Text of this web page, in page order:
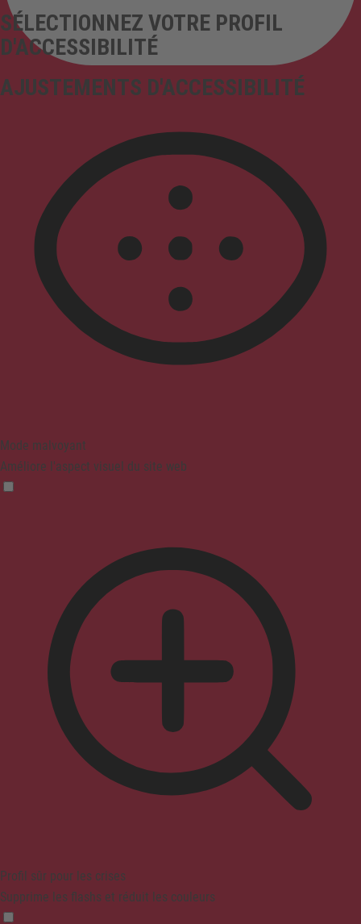
AJUSTEMENTS D'ACCESSIBILITÉ
SÉLECTIONNEZ VOTRE PROFIL
D'ACCESSIBILITÉ
Mode malvoyant
Améliore l'aspect visuel du site web
Profil sûr pour les crises
Supprime les flashs et réduit les couleurs